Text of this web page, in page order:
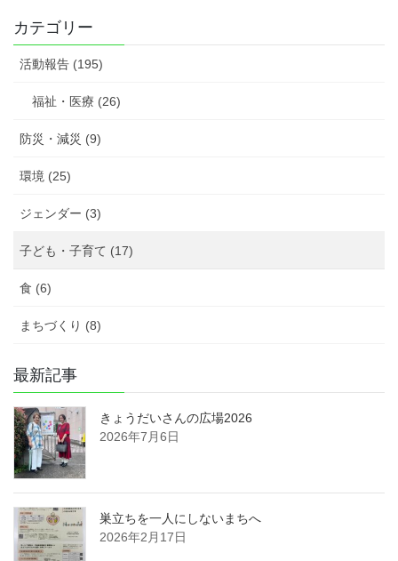
活
報
カテゴリー
活動報告 (195)
福祉・医療 (26)
防災・減災 (9)
環境 (25)
ジェンダー (3)
子ども・子育て (17)
食 (6)
まちづくり (8)
最新記事
きょうだいさんの広場2026
2026年7月6日
巣立ちを一人にしないまちへ
2026年2月17日